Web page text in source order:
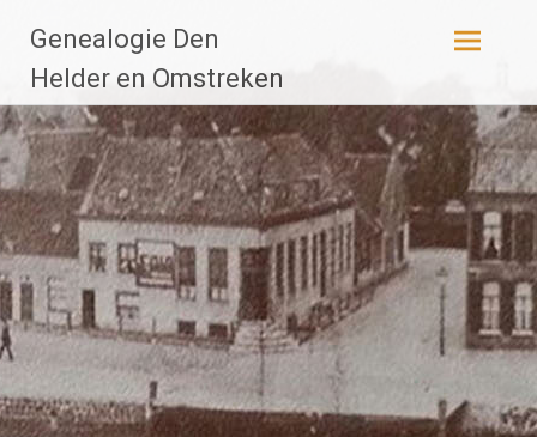
naar
inhoud
Genealogie Den
Helder en Omstreken